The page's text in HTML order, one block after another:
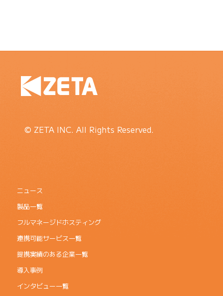
© ZETA INC. All Rights Reserved.
ニュース
製品一覧
フルマネージドホスティング
連携可能サービス一覧
提携実績のある企業一覧
導入事例
インタビュー一覧